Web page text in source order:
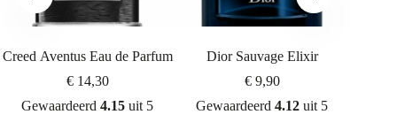
Creed Aventus Eau de Parfum
€14,30
Gewaardeerd4.15 uit 5
Dior Sauvage Elixir
€9,90
Gewaardeerd4.12 uit 5